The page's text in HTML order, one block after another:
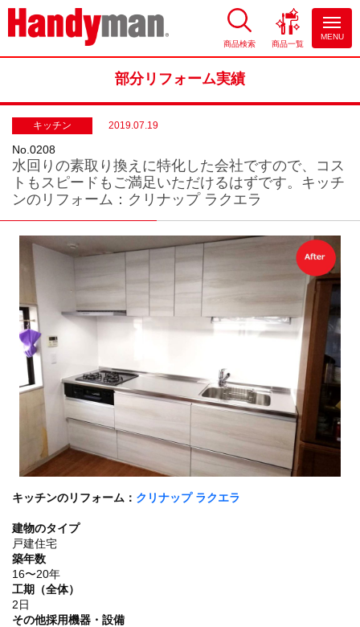
お風呂やキッチンのリフォーム
商品検索 商品一覧
MENU
部分リフォーム実績
キッチン 2019.07.19
No.0208
水回りの素取り換えに特化した会社ですので、コス
トもスピードもご満足いただけるはずです。キッチ
ンのリフォーム：クリナップ ラクエラ
キッチンのリフォーム： クリナップ ラクエラ
建物のタイプ
戸建住宅
築年数
16〜20年
工期（全体）
2日
その他採用機器・設備